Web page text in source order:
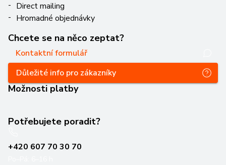
Direct mailing
Hromadné objednávky
Chcete se na něco zeptat?
Kontaktní formulář
Důležité info pro zákazníky
Možnosti platby
Potřebujete poradit?
+420 607 70 30 70